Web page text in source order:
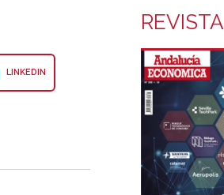
LINKEDIN
REVISTA